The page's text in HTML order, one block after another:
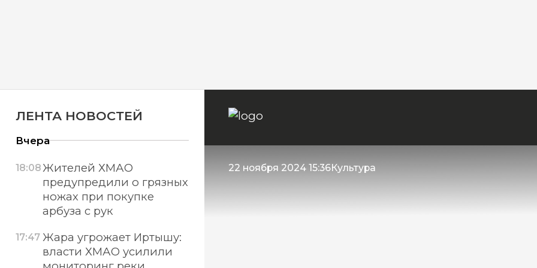
22 ноября 2024 15:36Культура
ЛЕНТА НОВОСТЕЙ
Вчера
18:08Жителей ХМАО
предупредили о грязных
ножах при покупке
арбуза с рук
17:47 Жара угрожает Иртышу:
власти ХМАО усилили